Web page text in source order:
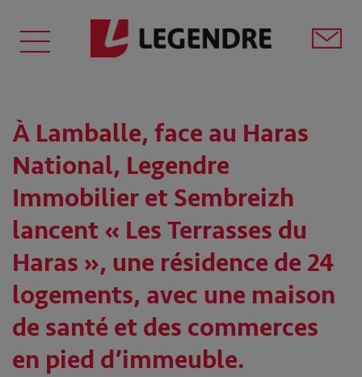
À Lamballe, face au Haras
National, Legendre
Immobilier et Sembreizh
lancent « Les Terrasses du
Haras », une résidence de 24
logements, avec une maison
de santé et des commerces
en pied d’immeuble.